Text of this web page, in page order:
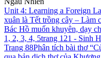
Unit 4: Learning a Foreign
xuân là Tết trồng cây – Làm
Bác Hồ muốn khuyên, dạy
1, 2, 3, 4, 5trang 121 - Sinh
Trang 88Phân tích bài thơ